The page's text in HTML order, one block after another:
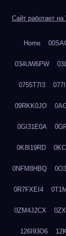
Сайт работает на
Home
034UW6PW
0755T7I3
09RKK0JO
0GI31E0A
0K8I19RD
0NFM8HBQ
0R7FXEI4
0ZM4J2CX
126I93O6